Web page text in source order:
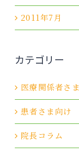
2011年7月
カテゴリー
医療関係者さ
患者さま向け
院長コラム